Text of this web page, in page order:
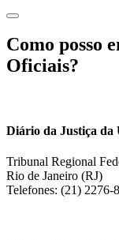
Como posso
Oficiais?
Diário da Justiça da
Tribunal Regional
Rio de Janeiro (RJ)
Telefones: (21) 2276-